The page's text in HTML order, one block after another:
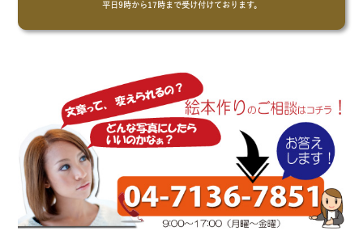
平日9時から17時まで受け付けております。